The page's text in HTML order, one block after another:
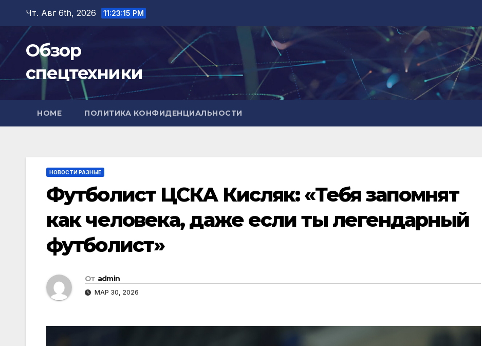
Перейти
содержимому
Чт. Авг 6th, 2026 11:23:17 PM
Обзор
спецтехники
HOME ПОЛИТИКА КОНФИДЕНЦИАЛЬНОСТИ
НОВОСТИ РАЗНЫЕ
Футболист ЦСКА Кисляк: «Тебя запомнят
как человека, даже если ты легендарный
футболист»
От admin
МАР 30, 2026